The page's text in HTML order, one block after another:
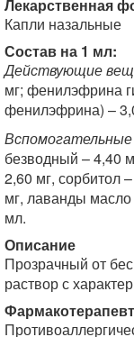
Лекарственная
Капли назальные
Состав на 1 мл:
Действующие
мг; фенилэфрина
фенилэфрина) –
безводный – 4,40
2,60 мг, сорбитол
мг, лаванды
мл.
Описание
Прозрачный от
раствор с